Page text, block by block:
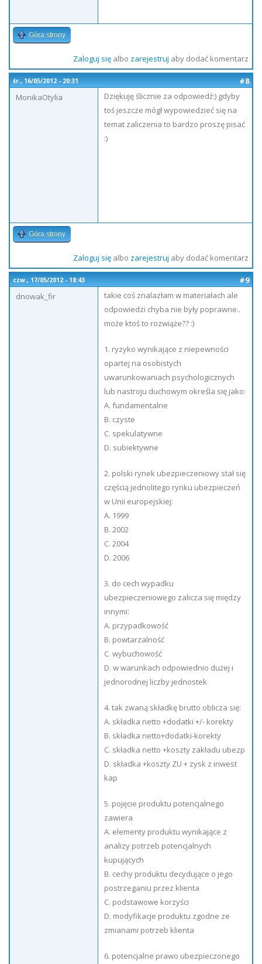
Góra strony
Zaloguj sięalbo zarejestruj aby dodać komentarz
śr., 16/05/2012 - 20:31
#8
MonikaOtylia
Dziękuję ślicznie za odpowiedź:) gdyby
toś jeszcze mógł wypowiedzieć się na
temat zaliczenia to bardzo proszę pisać
:)
Góra strony
Zaloguj sięalbo zarejestruj aby dodać komentarz
czw., 17/05/2012 - 18:43
#9
dnowak_fir
takie coś znalazłam w materiałach ale
odpowiedzi chyba nie były poprawne..
może ktoś to rozwiąże?? :)
1. ryzyko wynikające z niepewności
opartej na osobistych
uwarunkowaniach psychologicznych
lub nastroju duchowym określa się jako:
A. fundamentalne
B. czyste
C. spekulatywne
D. subiektywne
2. polski rynek ubezpieczeniowy stał się
częścią jednolitego rynku ubezpieczeń
w Unii europejskiej:
A. 1999
B. 2002
C. 2004
D. 2006
3. do cech wypadku
ubezpieczeniowego zalicza się między
innymi:
A. przypadkowość
B. powtarzalność
C. wybuchowość
D. w warunkach odpowiednio dużej i
jednorodnej liczby jednostek
4. tak zwaną składkę brutto oblicza się:
A. składka netto +dodatki +/- korekty
B. składka netto+dodatki-korekty
C. składka netto +koszty zakładu ubezp
D. składka +koszty ZU + zysk z inwest
kap
5. pojęcie produktu potencjalnego
zawiera
A. elementy produktu wynikające z
analizy potrzeb potencjalnych
kupujących
B. cechy produktu decydujące o jego
postrzeganiu przez klienta
C. podstawowe korzyści
D. modyfikacje produktu zgodne ze
zmianami potrzeb klienta
6. potencjalne prawo ubezpieczonego